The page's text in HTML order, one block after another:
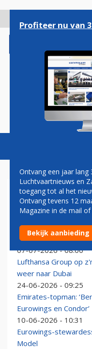
gaan
Magazine
EUROWINGS
Eurowings haalt
maar aast op
07-07-2026 - 08:00
Lufthansa Group op
weer naar Dubai
24-06-2026 - 09:25
Emirates-topman:
Eurowings en Condor’
10-06-2026 - 10:31
Eurowings-
Model
Profiteer nu van
Ontvang een jaar lang
Luchtvaartnieuws en
toegang tot al het
Ontvang tevens 12
Magazine in de mail
Bekijk aanbieding